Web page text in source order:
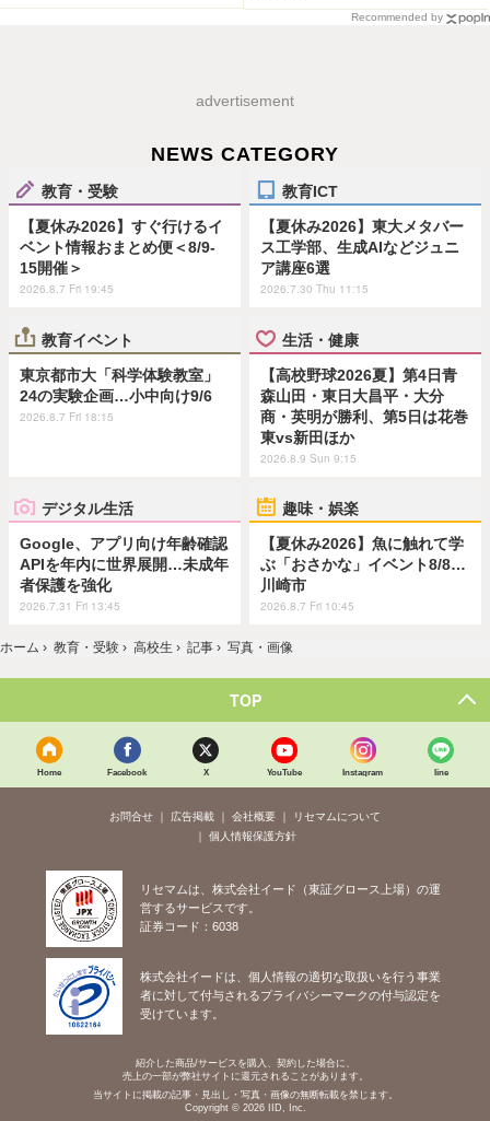
Recommended by
advertisement
NEWS CATEGORY
教育・受験
【夏休み2026】すぐ行けるイ
ベント情報おまとめ便＜8/9-
15開催＞
2026.8.7 Fri 19:45
教育ICT
【夏休み2026】東大メタバー
ス工学部、生成AIなどジュニ
ア講座6選
2026.7.30 Thu 11:15
教育イベント
東京都市大「科学体験教室」
24の実験企画…小中向け9/6
2026.8.7 Fri 18:15
生活・健康
【高校野球2026夏】第4日青
森山田・東日大昌平・大分
商・英明が勝利、第5日は花巻
東vs新田ほか
2026.8.9 Sun 9:15
デジタル生活
Google、アプリ向け年齢確認
APIを年内に世界展開…未成年
者保護を強化
2026.7.31 Fri 13:45
趣味・娯楽
【夏休み2026】魚に触れて学
ぶ「おさかな」イベント8/8…
川崎市
2026.8.7 Fri 10:45
ホーム › 教育・受験 › 高校生 › 記事 › 写真・画像
TOP
Home Facebook X YouTube Instagram line
お問合せ 広告掲載 会社概要
リセマムについて
個人情報保護方針
リセマムは、株式会社イード（東証グロース上場）の運
営するサービスです。
証券コード：6038
株式会社イードは、個人情報の適切な取扱いを行う事業
者に対して付与されるプライバシーマークの付与認定を
受けています。
紹介した商品/サービスを購入、契約した場合に、
売上の一部が弊社サイトに還元されることがあります。
当サイトに掲載の記事・見出し・写真・画像の無断転載を禁じます。
Copyright © 2026 IID, Inc.